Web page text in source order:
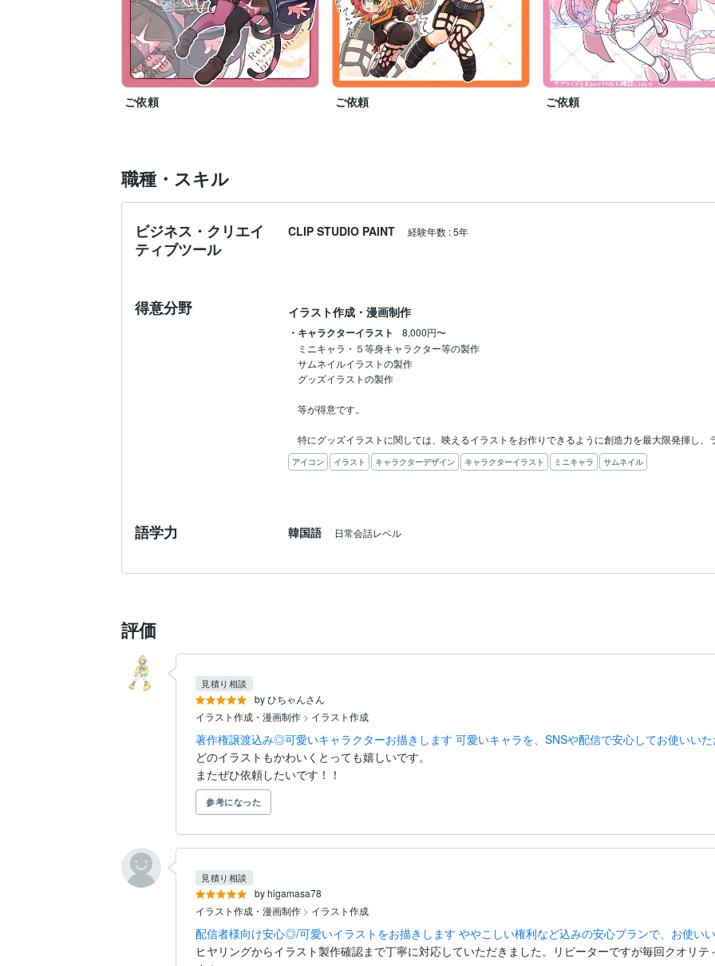
ご依頼 ご依頼 ご依頼
職種・スキル
ビジネス・クリエイ
ティブツール
CLIP STUDIO PAINT 経験年数 :5年
得意分野 イラスト作成・漫画制作
・キャラクターイラスト
8,000円〜
ミニキャラ・５等身キャラクター等の製作
サムネイルイラストの製作
グッズイラストの製作
等が得意です。
特にグッズイラストに関しては、映えるイラストをお作りできるように創造力を最大限発揮し
アイコン イラスト キャラクターデザイン キャラクターイラスト ミニキャラ サムネイル
語学力 韓国語 日常会話レベル
評価
by ひちゃんさん
見積り相談
イラスト作成・漫画制作 > イラスト作成
著作権譲渡込み◎可愛いキャラクターお描きします 可愛いキャラを、SNSや配信で安心してお使いい
どのイラストもかわいくとっても嬉しいです。
またぜひ依頼したいです！！
参考になった
by higamasa78
見積り相談
イラスト作成・漫画制作 > イラスト作成
配信者様向け安心◎/可愛いイラストをお描きします ややこしい権利など込みの安心プランで、お使い
ヒヤリングからイラスト製作確認まで丁寧に対応していただきました。リピーターですが毎回クオリ